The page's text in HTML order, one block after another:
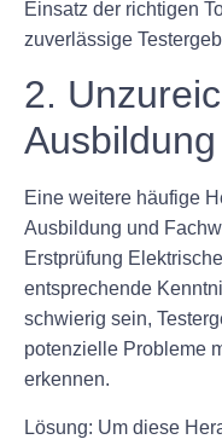
Einsatz der richtigen
zuverlässige
2.
Ausbildung
Eine weitere häufige
Ausbildung und
Erstprüfung
entsprechende
schwierig sein,
potenzielle Probleme
erkennen.
Lösung: Um diese